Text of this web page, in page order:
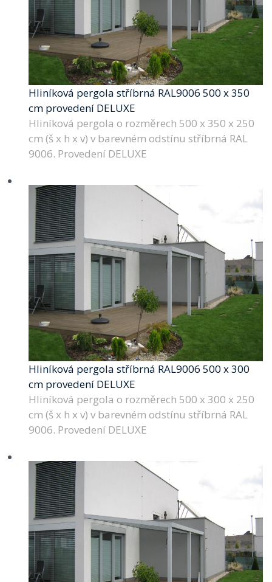
Hliníková pergola stříbrná RAL9006 500 x 350
cm provedení DELUXE
Hliníková pergola o rozměrech 500 x 350 x 250
cm (š x h x v) v barevném odstínu stříbrná RAL
9006. Provedení DELUXE
Hliníková pergola stříbrná RAL9006 500 x 300
cm provedení DELUXE
Hliníková pergola o rozměrech 500 x 300 x 250
cm (š x h x v) v barevném odstínu stříbrná RAL
9006. Provedení DELUXE